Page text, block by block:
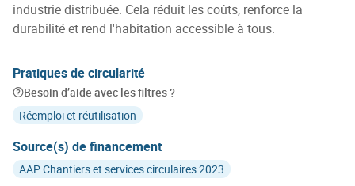
industrie distribuée. Cela réduit les coûts, renforce la
durabilité et rend l'habitation accessible à tous.
Pratiques de circularité
Besoin d’aide avec les filtres ?
Réemploi et réutilisation
Source(s) de financement
AAP Chantiers et services circulaires 2023